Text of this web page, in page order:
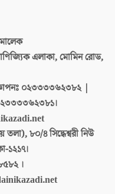
এলাকা, মোমিন রোড,
০২৩৩৩৩৬২৩৮২ |
৮০/৪ সিদ্ধেশ্বরী নিউ
১২১৭।
।